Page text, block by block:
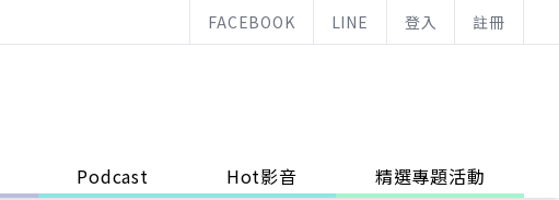
FACEBOOK LINE 登入 註冊
Podcast Hot影音 精選專題活動